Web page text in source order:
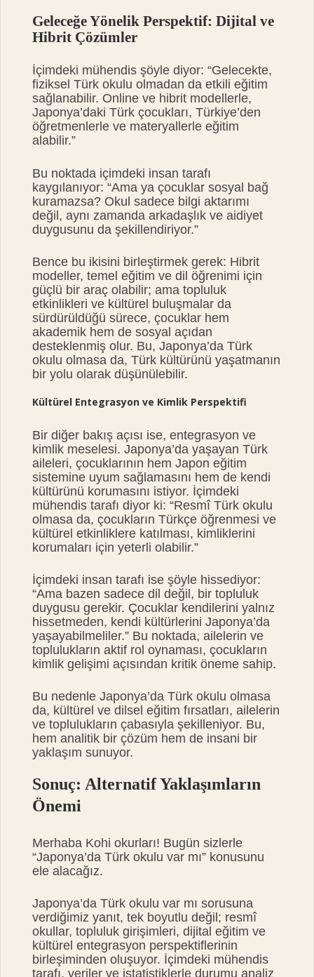
Geleceğe Yönelik Perspektif: Dijital ve
Hibrit Çözümler
İçimdeki mühendis şöyle diyor: “Gelecekte,
fiziksel Türk okulu olmadan da etkili eğitim
sağlanabilir. Online ve hibrit modellerle,
Japonya’daki Türk çocukları, Türkiye’den
öğretmenlerle ve materyallerle eğitim
alabilir.”
Bu noktada içimdeki insan tarafı
kaygılanıyor: “Ama ya çocuklar sosyal bağ
kuramazsa? Okul sadece bilgi aktarımı
değil, aynı zamanda arkadaşlık ve aidiyet
duygusunu da şekillendiriyor.”
Bence bu ikisini birleştirmek gerek: Hibrit
modeller, temel eğitim ve dil öğrenimi için
güçlü bir araç olabilir; ama topluluk
etkinlikleri ve kültürel buluşmalar da
sürdürüldüğü sürece, çocuklar hem
akademik hem de sosyal açıdan
desteklenmiş olur. Bu, Japonya’da Türk
okulu olmasa da, Türk kültürünü yaşatmanın
bir yolu olarak düşünülebilir.
Kültürel Entegrasyon ve Kimlik Perspektifi
Bir diğer bakış açısı ise, entegrasyon ve
kimlik meselesi. Japonya’da yaşayan Türk
aileleri, çocuklarının hem Japon eğitim
sistemine uyum sağlamasını hem de kendi
kültürünü korumasını istiyor. İçimdeki
mühendis tarafı diyor ki: “Resmî Türk okulu
olmasa da, çocukların Türkçe öğrenmesi ve
kültürel etkinliklere katılması, kimliklerini
korumaları için yeterli olabilir.”
İçimdeki insan tarafı ise şöyle hissediyor:
“Ama bazen sadece dil değil, bir topluluk
duygusu gerekir. Çocuklar kendilerini yalnız
hissetmeden, kendi kültürlerini Japonya’da
yaşayabilmeliler.” Bu noktada, ailelerin ve
toplulukların aktif rol oynaması, çocukların
kimlik gelişimi açısından kritik öneme sahip.
Bu nedenle Japonya’da Türk okulu olmasa
da, kültürel ve dilsel eğitim fırsatları, ailelerin
ve toplulukların çabasıyla şekilleniyor. Bu,
hem analitik bir çözüm hem de insani bir
yaklaşım sunuyor.
Sonuç: Alternatif Yaklaşımların
Önemi
Merhaba Kohi okurları! Bugün sizlerle
“Japonya’da Türk okulu var mı” konusunu
ele alacağız.
Japonya’da Türk okulu var mı sorusuna
verdiğimiz yanıt, tek boyutlu değil; resmî
okullar, topluluk girişimleri, dijital eğitim ve
kültürel entegrasyon perspektiflerinin
birleşiminden oluşuyor. İçimdeki mühendis
tarafı, veriler ve istatistiklerle durumu analiz